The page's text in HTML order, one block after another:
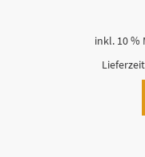
inkl. 10 %